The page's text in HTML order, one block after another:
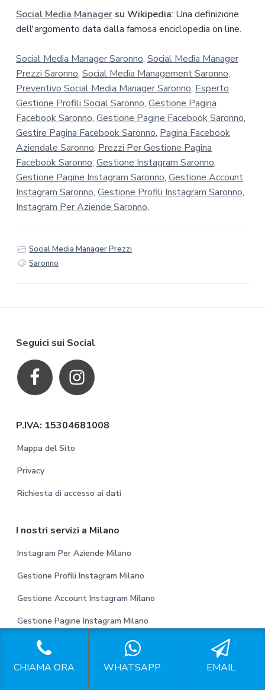
Social Media Managersu Wikipedia: Una definizione
dell'argomento data dalla famosa enciclopedia on line.
Social Media Manager Saronno, Social Media Manager
Prezzi Saronno, Social Media Management Saronno,
Preventivo Social Media Manager Saronno, Esperto
Gestione Profili Social Saronno, Gestione Pagina
Facebook Saronno, Gestione Pagine Facebook Saronno,
Gestire Pagina Facebook Saronno, Pagina Facebook
Aziendale Saronno, Prezzi Per Gestione Pagina
Facebook Saronno, Gestione Instagram Saronno,
Gestione Pagine Instagram Saronno, Gestione Account
Instagram Saronno, Gestione Profili Instagram Saronno,
Instagram Per Aziende Saronno,
Social Media Manager Prezzi
Saronno
Seguici sui Social
P.IVA: 15304681008
Mappa del Sito
Privacy
Richiesta di accesso ai dati
I nostri servizi a Milano
Instagram Per Aziende Milano
Gestione Profili Instagram Milano
Gestione Account Instagram Milano
Gestione Pagine Instagram Milano
Gestione Instagram Milano
Prezzi Per Gestione Pagine Facebook Milano
CHIAMA ORA WHATSAPP EMAIL